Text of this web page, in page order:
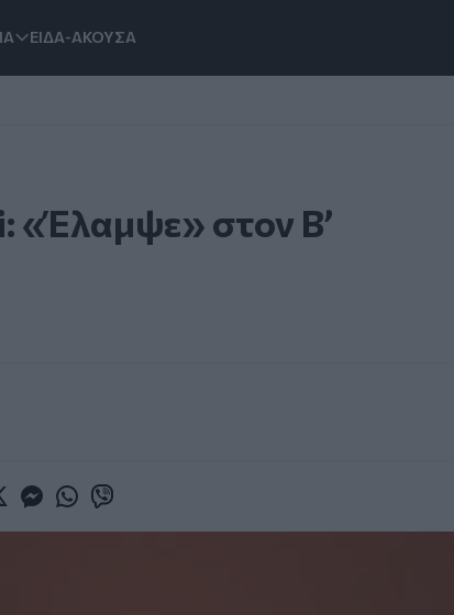
ΕΙΔΑ-ΑΚΟΥΣΑ
«Έλαμψε» στον Β’